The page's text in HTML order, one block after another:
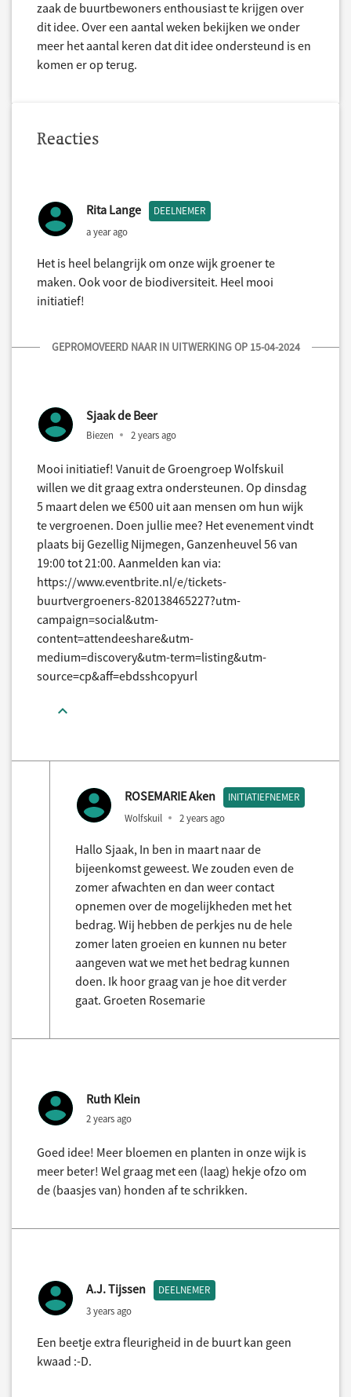
zaak de buurtbewoners enthousiast te krijgen over
dit idee. Over een aantal weken bekijken we onder
meer het aantal keren dat dit idee ondersteund is en
komen er op terug.
Reacties
Rita Lange DEELNEMER
a year ago
Het is heel belangrijk om onze wijk groener te
maken. Ook voor de biodiversiteit. Heel mooi
initiatief!
GEPROMOVEERD NAAR IN UITWERKING OP 15-04-2024
Sjaak de Beer
Biezen 2 years ago
Mooi initiatief! Vanuit de Groengroep Wolfskuil
willen we dit graag extra ondersteunen. Op dinsdag
5 maart delen we €500 uit aan mensen om hun wijk
te vergroenen. Doen jullie mee? Het evenement vindt
plaats bij Gezellig Nijmegen, Ganzenheuvel 56 van
19:00 tot 21:00. Aanmelden kan via:
https://www.eventbrite.nl/e/tickets-
buurtvergroeners-820138465227?utm-
campaign=social&utm-
content=attendeeshare&utm-
medium=discovery&utm-term=listing&utm-
source=cp&aff=ebdsshcopyurl
ROSEMARIE Aken INITIATIEFNEMER
Wolfskuil 2 years ago
Hallo Sjaak, In ben in maart naar de
bijeenkomst geweest. We zouden even de
zomer afwachten en dan weer contact
opnemen over de mogelijkheden met het
bedrag. Wij hebben de perkjes nu de hele
zomer laten groeien en kunnen nu beter
aangeven wat we met het bedrag kunnen
doen. Ik hoor graag van je hoe dit verder
gaat. Groeten Rosemarie
Ruth Klein
2 years ago
Goed idee! Meer bloemen en planten in onze wijk is
meer beter! Wel graag met een (laag) hekje ofzo om
de (baasjes van) honden af te schrikken.
A.J. Tijssen DEELNEMER
3 years ago
Een beetje extra fleurigheid in de buurt kan geen
kwaad :-D.